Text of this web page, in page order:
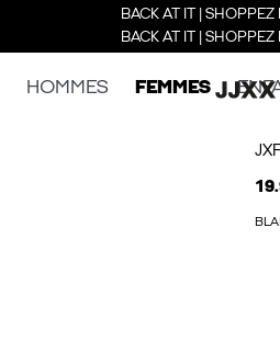
BACK AT IT | SHOPPEZ
BACK AT IT | SHOPPEZ
HOMMES FEMMES